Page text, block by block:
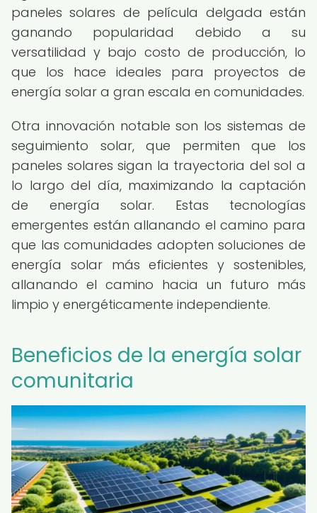
paneles solares de película delgada están
ganando popularidad debido a su
versatilidad y bajo costo de producción, lo
que los hace ideales para proyectos de
energía solar a gran escala en comunidades.
Otra innovación notable son los sistemas de
seguimiento solar, que permiten que los
paneles solares sigan la trayectoria del sol a
lo largo del día, maximizando la captación
de energía solar. Estas tecnologías
emergentes están allanando el camino para
que las comunidades adopten soluciones de
energía solar más eficientes y sostenibles,
allanando el camino hacia un futuro más
limpio y energéticamente independiente.
Beneficios de la energía solar
comunitaria